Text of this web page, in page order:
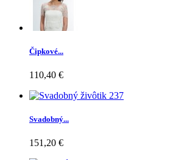
Čipkové...
110,40 €
Svadobný...
151,20 €